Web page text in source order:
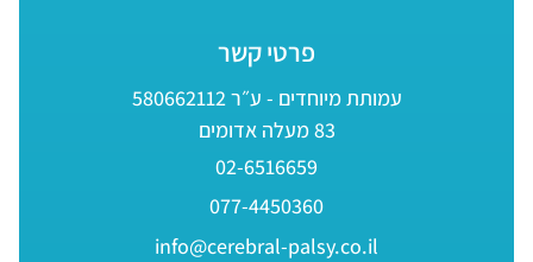
פרטי קשר
עמותת מיוחדים - ע״ר 580662112
83 מעלה אדומים
02-6516659
077-4450360
info@cerebral-palsy.co.il